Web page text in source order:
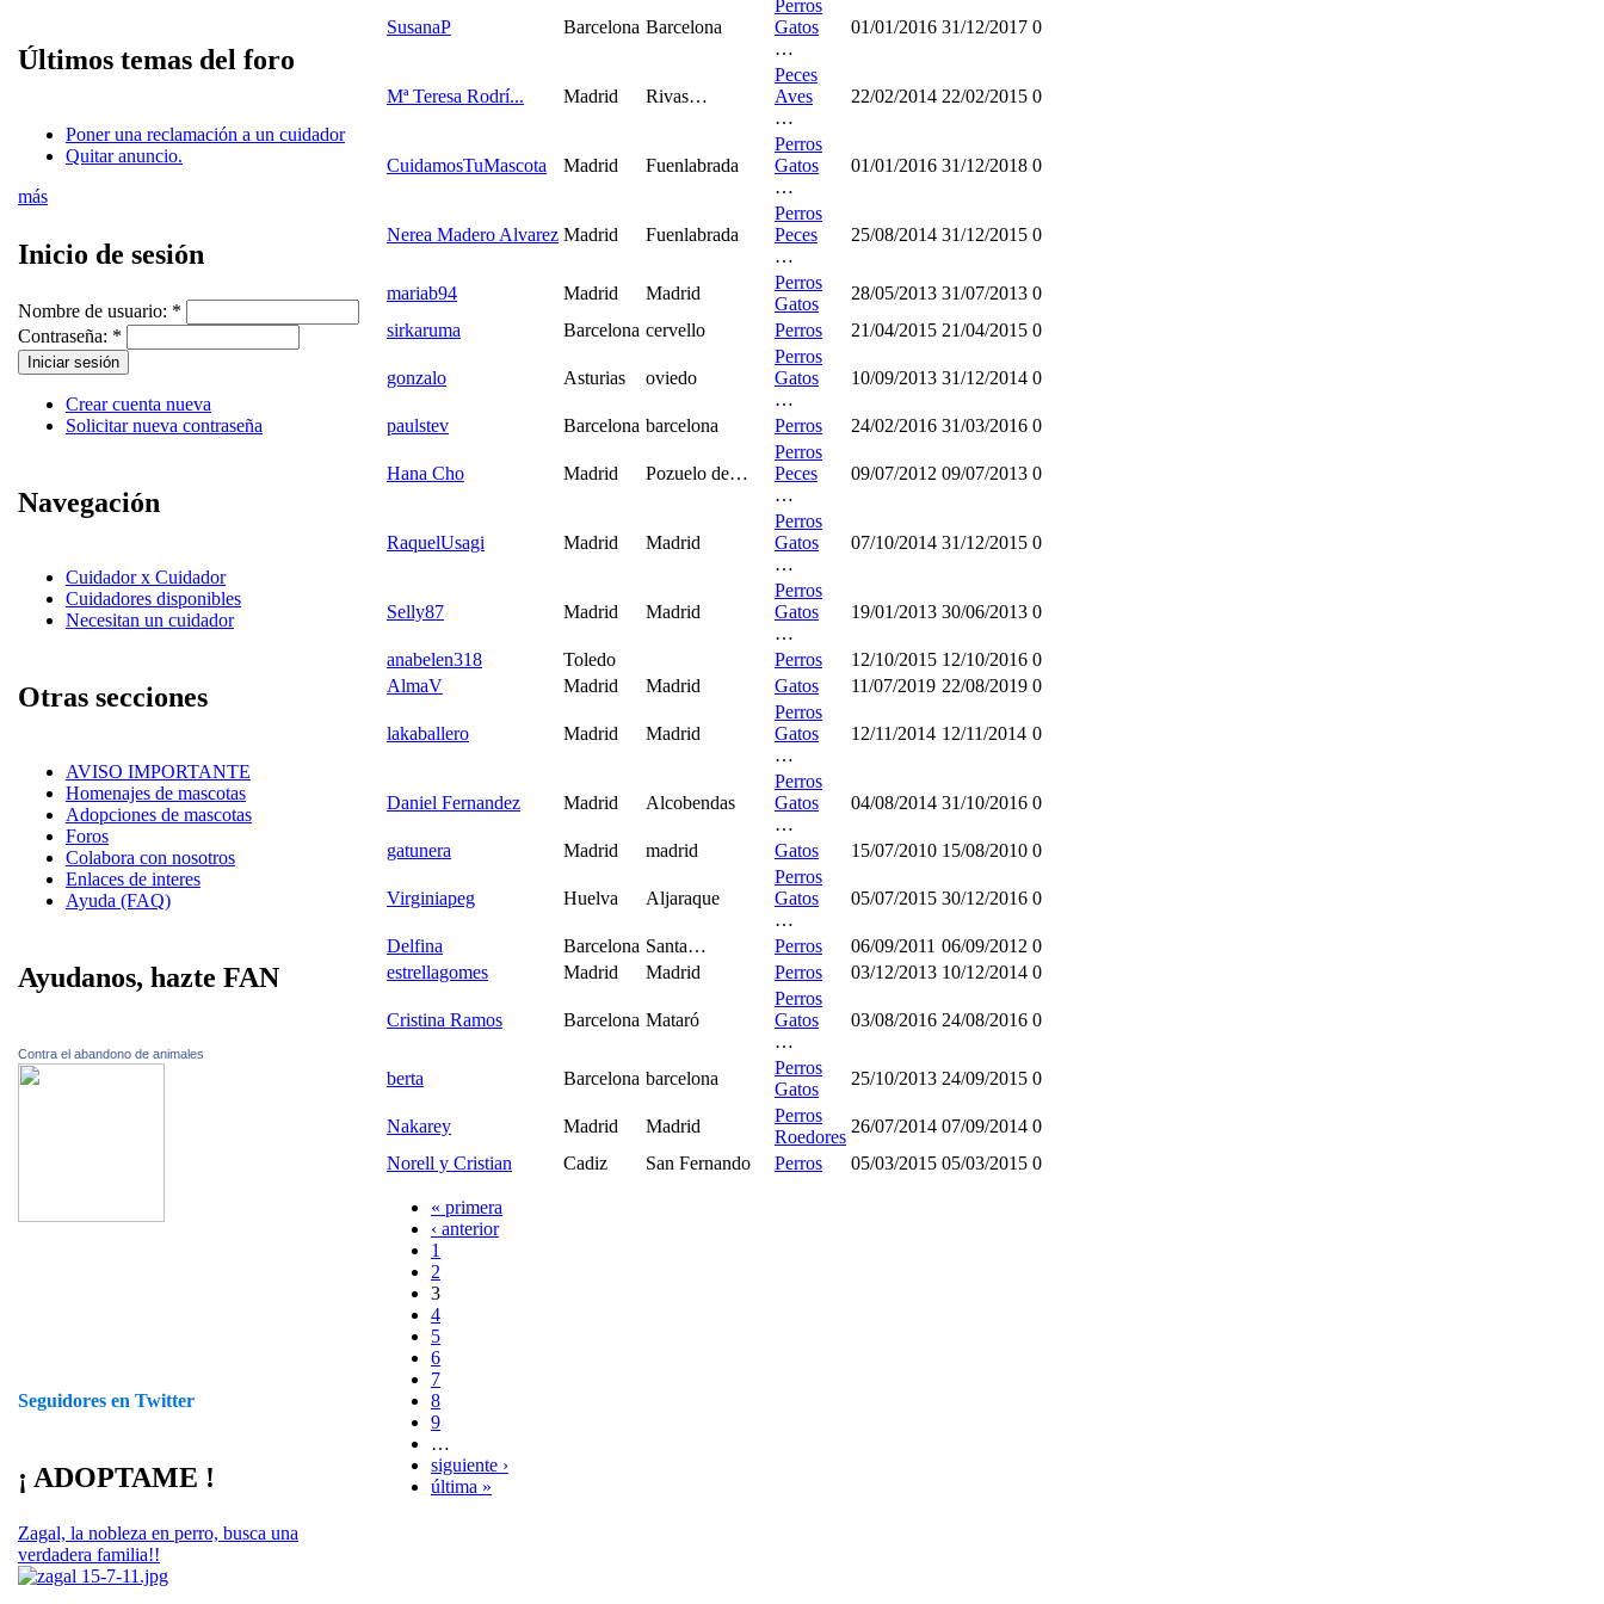
Últimos temas del foro
Poner una reclamación a un cuidador
Quitar anuncio.
más
Inicio de sesión
Nombre de usuario: *
Contraseña: *
Crear cuenta nueva
Solicitar nueva contraseña
Navegación
Cuidador x Cuidador
Cuidadores disponibles
Necesitan un cuidador
Otras secciones
AVISO IMPORTANTE
Homenajes de mascotas
Adopciones de mascotas
Foros
Colabora con nosotros
Enlaces de interes
Ayuda (FAQ)
Ayudanos, hazte FAN
Contra el abandono de animales
Seguidores en Twitter
¡ ADOPTAME !
Zagal, la nobleza en perro, busca una
verdadera familia!!
SusanaP Barcelona Barcelona
Perros
Gatos
…
01/01/2016 31/12/2017 0
Mª Teresa Rodrí... Madrid Rivas…
Peces
Aves
…
22/02/2014 22/02/2015 0
CuidamosTuMascota Madrid Fuenlabrada
Perros
Gatos
…
01/01/2016 31/12/2018 0
Nerea Madero Alvarez Madrid Fuenlabrada
Perros
Peces
…
25/08/2014 31/12/2015 0
mariab94 Madrid Madrid
Perros
Gatos
28/05/2013 31/07/2013 0
sirkaruma
Barcelona cervello Perros 21/04/2015 21/04/2015 0
gonzalo Asturias oviedo
Perros
Gatos
…
10/09/2013 31/12/2014 0
paulstev Barcelona barcelona Perros 24/02/2016 31/03/2016 0
Hana Cho Madrid Pozuelo de…
Perros
Peces
…
09/07/2012 09/07/2013 0
RaquelUsagi Madrid Madrid
Perros
Gatos
…
07/10/2014 31/12/2015 0
Selly87 Madrid Madrid
Perros
Gatos
…
19/01/2013 30/06/2013 0
anabelen318 Toledo Perros 12/10/2015 12/10/2016 0
AlmaV
Madrid Madrid Gatos 11/07/2019 22/08/2019 0
lakaballero Madrid Madrid
Perros
Gatos
…
12/11/2014 12/11/2014 0
Daniel Fernandez Madrid Alcobendas
Perros
Gatos
…
04/08/2014 31/10/2016 0
gatunera Madrid madrid Gatos 15/07/2010 15/08/2010 0
Virginiapeg Huelva Aljaraque
Perros
Gatos
…
05/07/2015 30/12/2016 0
Delfina Barcelona Santa… Perros 06/09/2011 06/09/2012 0
estrellagomes
Madrid Madrid Perros 03/12/2013 10/12/2014 0
Cristina Ramos Barcelona Mataró
Perros
Gatos
…
03/08/2016 24/08/2016 0
berta Barcelona barcelona
Perros
Gatos
25/10/2013 24/09/2015 0
Nakarey Madrid Madrid
Perros
Roedores
26/07/2014 07/09/2014 0
Norell y Cristian
Cadiz San Fernando Perros 05/03/2015 05/03/2015 0
« primera
‹ anterior
1
2
3
4
5
6
7
8
9
…
siguiente ›
última »